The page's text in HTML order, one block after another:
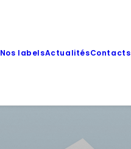
Nos labelsActualitésContacts